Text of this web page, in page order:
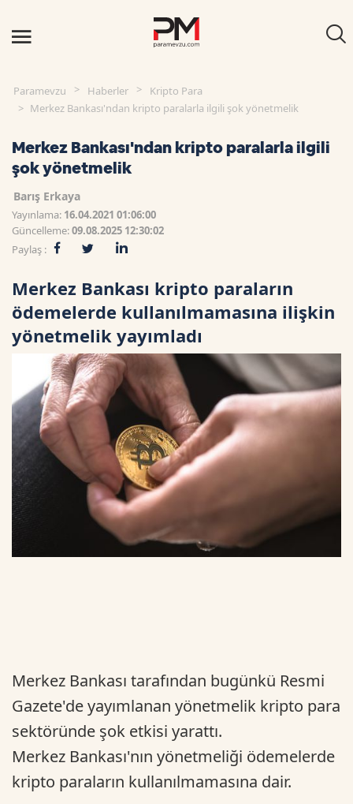
Paramevzu Haberler
Kripto Para
Merkez Bankası'ndan kripto paralarla ilgili şok yönetmelik
Merkez Bankası'ndan kripto paralarla ilgili
şok yönetmelik
Barış Erkaya
Yayınlama: 16.04.2021 01:06:00
Güncelleme:09.08.2025 12:30:02
Paylaş :
Merkez Bankası kripto paraların
ödemelerde kullanılmamasına ilişkin
yönetmelik yayımladı
Merkez Bankası tarafından bugünkü Resmi
Gazete'de yayımlanan yönetmelik kripto para
sektöründe şok etkisi yarattı.
Merkez Bankası'nın yönetmeliği ödemelerde
kripto paraların kullanılmamasına dair.